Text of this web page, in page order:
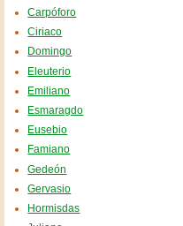
Carpóforo
Ciriaco
Domingo
Eleuterio
Emiliano
Esmaragdo
Eusebio
Famiano
Gedeón
Gervasio
Hormisdas